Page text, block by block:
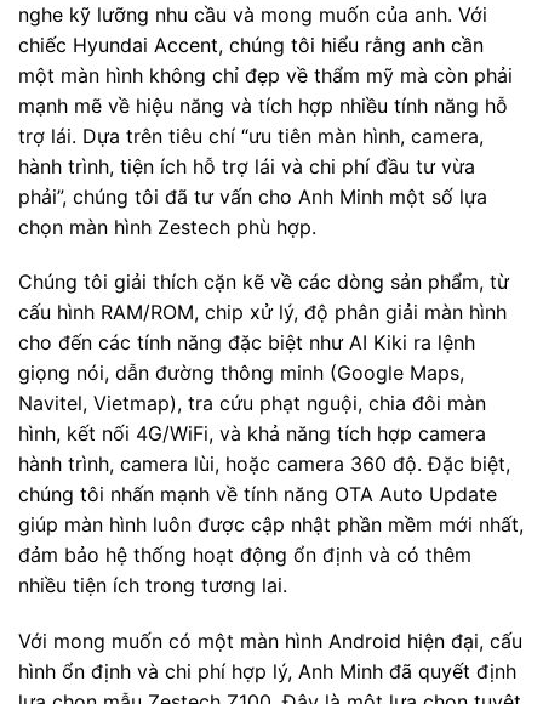
nghe kỹ lưỡng nhu cầu và mong muốn của anh. Với
chiếc Hyundai Accent, chúng tôi hiểu rằng anh cần
một màn hình không chỉ đẹp về thẩm mỹ mà còn phải
mạnh mẽ về hiệu năng và tích hợp nhiều tính năng hỗ
trợ lái. Dựa trên tiêu chí “ưu tiên màn hình, camera,
hành trình, tiện ích hỗ trợ lái và chi phí đầu tư vừa
phải”, chúng tôi đã tư vấn cho Anh Minh một số lựa
chọn màn hình Zestech phù hợp.
Chúng tôi giải thích cặn kẽ về các dòng sản phẩm, từ
cấu hình RAM/ROM, chip xử lý, độ phân giải màn hình
cho đến các tính năng đặc biệt như AI Kiki ra lệnh
giọng nói, dẫn đường thông minh (Google Maps,
Navitel, Vietmap), tra cứu phạt nguội, chia đôi màn
hình, kết nối 4G/WiFi, và khả năng tích hợp camera
hành trình, camera lùi, hoặc camera 360 độ. Đặc biệt,
chúng tôi nhấn mạnh về tính năng OTA Auto Update
giúp màn hình luôn được cập nhật phần mềm mới nhất,
đảm bảo hệ thống hoạt động ổn định và có thêm
nhiều tiện ích trong tương lai.
Với mong muốn có một màn hình Android hiện đại, cấu
hình ổn định và chi phí hợp lý, Anh Minh đã quyết định